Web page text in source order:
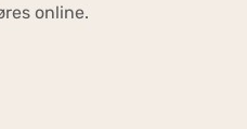
online.